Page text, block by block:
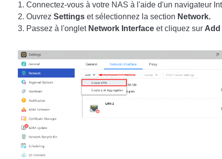
Connectez-vous à votre NAS à l'aide d'un navigateur
Ouvrez Settings et sélectionnez la section Network.
Passez à l'onglet Network Interface et cliquez sur Add